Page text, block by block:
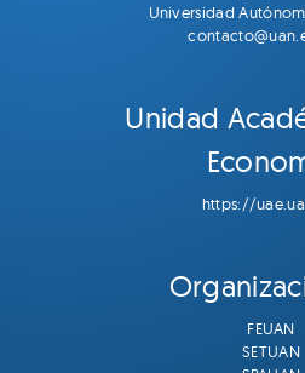
Universidad
Unidad
https://
FEUAN
SETUAN